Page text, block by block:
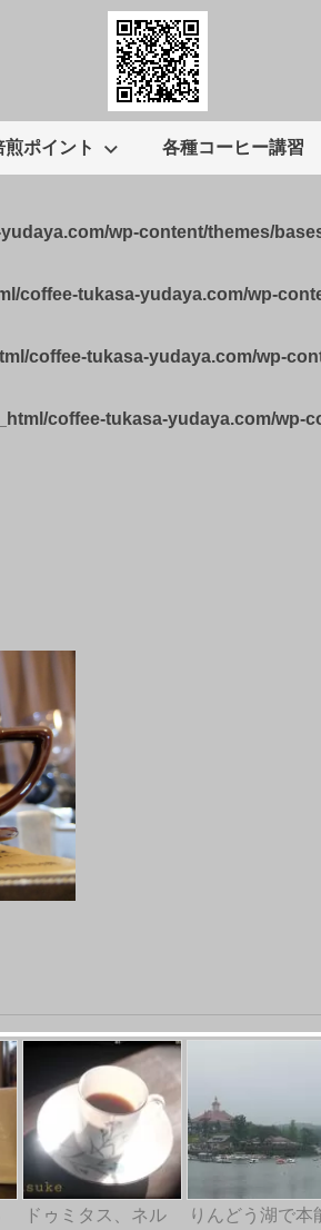
ポイント 各種コーヒー講習
wp-content/themes/
coffee-tukasa-yudaya.com/wp-
coffee-tukasa-yudaya.com/wp-
coffee-tukasa-yudaya.com/
ドゥミタス、ネル
りんどう湖で本